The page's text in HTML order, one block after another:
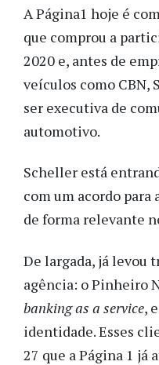
A Página1 hoje é
que comprou a
2020 e, antes de
veículos como CBN,
ser executiva de
automotivo.
Scheller está
com um acordo
de forma relevante
De largada, já levou
agência: o Pinheiro
banking as a service,
identidade. Esses
27 que a Página 1